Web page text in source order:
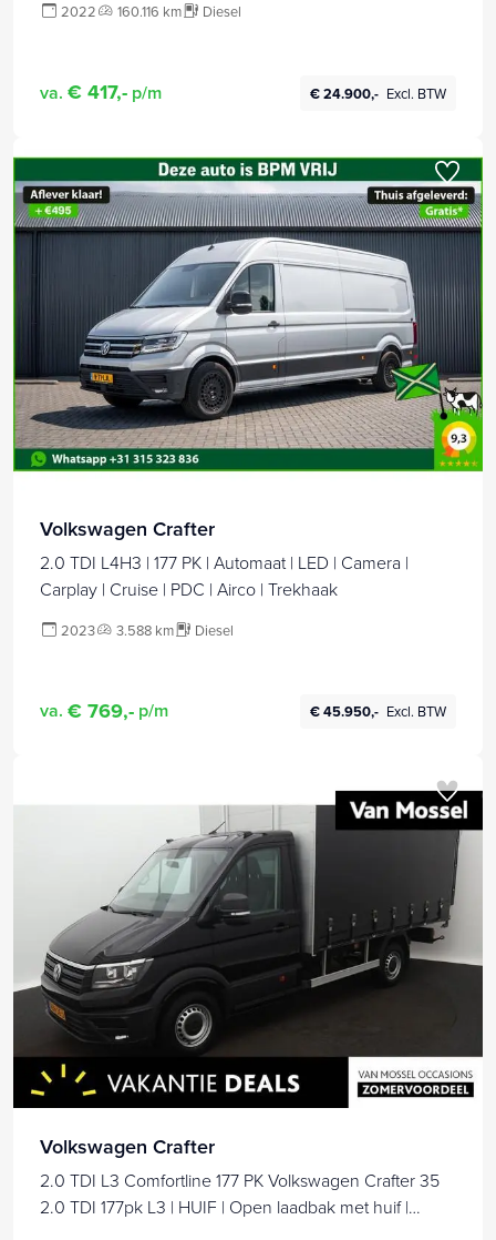
Parkeersensoren, Bijrijdersbank
2022 160.116 km Diesel
va. € 417,- p/m € 24.900,- Excl. BTW
Volkswagen Crafter
2.0 TDI L4H3 | 177 PK | Automaat | LED | Camera |
Carplay | Cruise | PDC | Airco | Trekhaak
2023 3.588 km Diesel
va. € 769,- p/m € 45.950,- Excl. BTW
Volkswagen Crafter
2.0 TDI L3 Comfortline 177 PK Volkswagen Crafter 35
2.0 TDI 177pk L3 | HUIF | Open laadbak met huif |